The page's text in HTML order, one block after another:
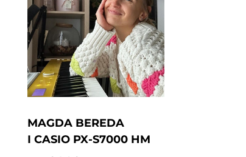
MAGDA BEREDA
I CASIO PX-S7000 HM